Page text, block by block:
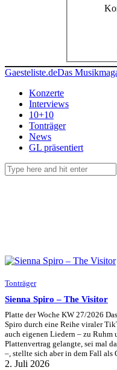
Gaesteliste.deDas
Konzerte
Interviews
10+10
Tonträger
News
GL präsentiert
Tonträger
Sienna Spiro – The Visitor
Platte der Woche KW 27/2026
Spiro durch eine Reihe viraler
auch eigenen Liedern – zu
Plattenvertrag gelangte, sei mal
–, stellte sich aber in dem Fall
2. Juli 2026